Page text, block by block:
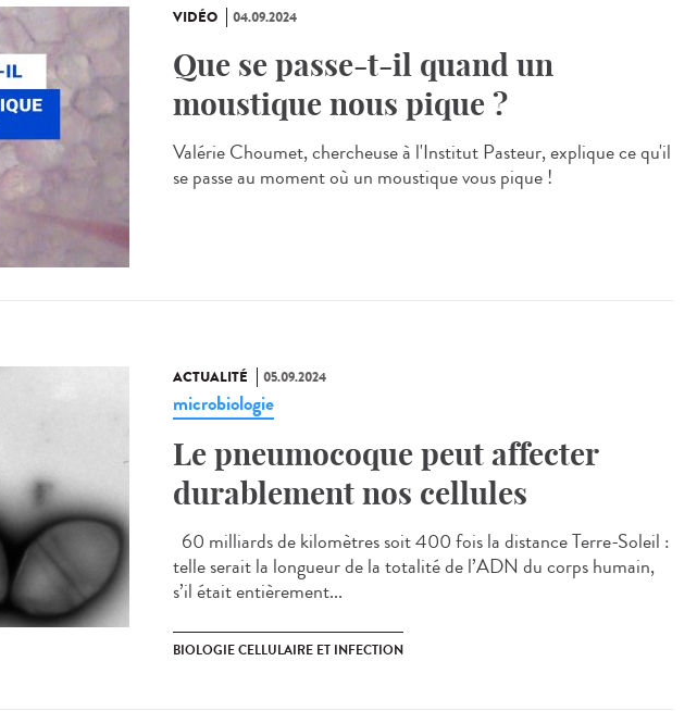
VIDÉO 04.09.2024
Que se passe-t-il quand un
moustique nous pique ?
Valérie Choumet, chercheuse à l'Institut Pasteur, explique ce qu'il
se passe au moment où un moustique vous pique !
ACTUALITÉ 05.09.2024
microbiologie
Le pneumocoque peut affecter
durablement nos cellules
60 milliards de kilomètres soit 400 fois la distance Terre-Soleil :
telle serait la longueur de la totalité de l’ADN du corps humain,
s’il était entièrement...
BIOLOGIE CELLULAIRE ET INFECTION